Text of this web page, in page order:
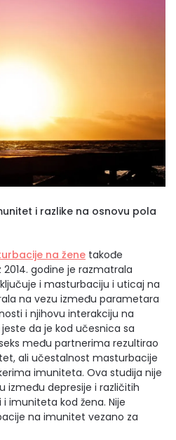
i razlike na osnovu pola
na žene takođe
godine je razmatrala
i masturbaciju i uticaj na
na vezu između parametara
i njihovu interakciju na
da je kod učesnica sa
među partnerima rezultirao
ali učestalnost masturbacije
imuniteta. Ova studija nije
između depresije i različitih
imuniteta kod žena. Nije
na imunitet vezano za